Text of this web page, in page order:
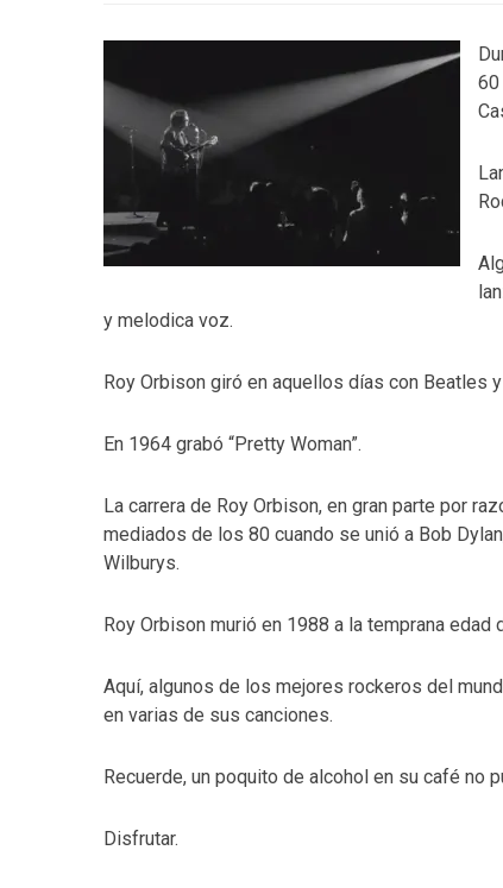
60
y melodica voz.
Roy Orbison giró en aquellos días con Beatles
En 1964 grabó “Pretty Woman”.
La carrera de Roy Orbison, en gran parte por
mediados de los 80 cuando se unió a Bob
Wilburys.
Roy Orbison murió en 1988 a la temprana edad
Aquí, algunos de los mejores rockeros del
en varias de sus canciones.
Recuerde, un poquito de alcohol en su café no
Disfrutar.